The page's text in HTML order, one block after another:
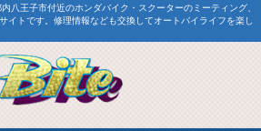
八王子市付近のホンダバイク・スクーターのミーティング、
イトです。修理情報なども交換してオートバイライフを楽し